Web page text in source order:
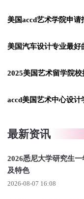
02
从“双轨并行”到“孤注一
行”：一边在学校完成
清美班的学习强度本
排得满满当当，几乎
极其耗费精力的事，从
型制作，每一步都需要
最新资讯
2026悉尼大学研究生
及特色
2026-08-07 16:08